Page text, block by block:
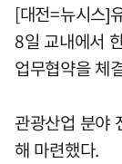
[대전=뉴시스]
8일 교내에서
업무협약을 체
관광산업 분야
해 마련했다.